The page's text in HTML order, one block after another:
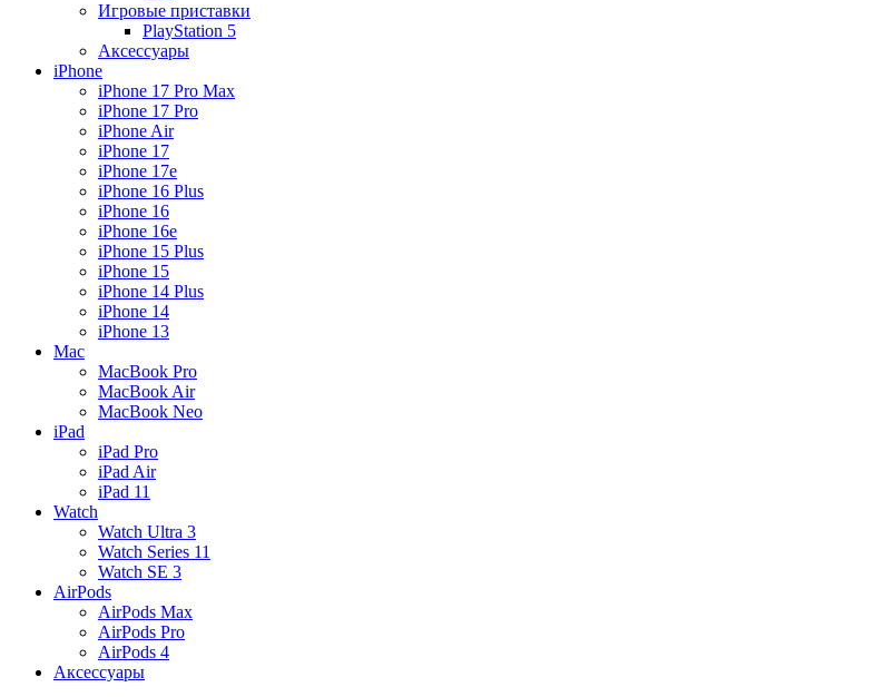
Игровые приставки
PlayStation 5
Аксессуары
iPhone
iPhone 17 Pro Max
iPhone 17 Pro
iPhone Air
iPhone 17
iPhone 17e
iPhone 16 Plus
iPhone 16
iPhone 16e
iPhone 15 Plus
iPhone 15
iPhone 14 Plus
iPhone 14
iPhone 13
Mac
MacBook Pro
MacBook Air
MacBook Neo
iPad
iPad Pro
iPad Air
iPad 11
Watch
Watch Ultra 3
Watch Series 11
Watch SE 3
AirPods
AirPods Max
AirPods Pro
AirPods 4
Аксессуары